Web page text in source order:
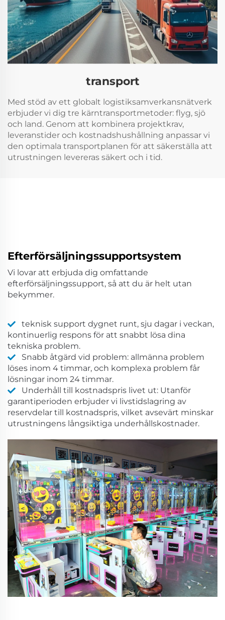
transport
Med stöd av ett globalt logistiksamverkansnätverk
erbjuder vi dig tre kärntransportmetoder: flyg, sjö
och land. Genom att kombinera projektkrav,
leveranstider och kostnadshushållning anpassar vi
den optimala transportplanen för att säkerställa att
utrustningen levereras säkert och i tid.
Efterförsäljningssupportsystem
Vi lovar att erbjuda dig omfattande
efterförsäljningssupport, så att du är helt utan
bekymmer.
teknisk support dygnet runt, sju dagar i veckan,
kontinuerlig respons för att snabbt lösa dina
tekniska problem.
Snabb åtgärd vid problem: allmänna problem
löses inom 4 timmar, och komplexa problem får
lösningar inom 24 timmar.
Underhåll till kostnadspris livet ut: Utanför
garantiperioden erbjuder vi livstidslagring av
reservdelar till kostnadspris, vilket avsevärt minskar
utrustningens långsiktiga underhållskostnader.